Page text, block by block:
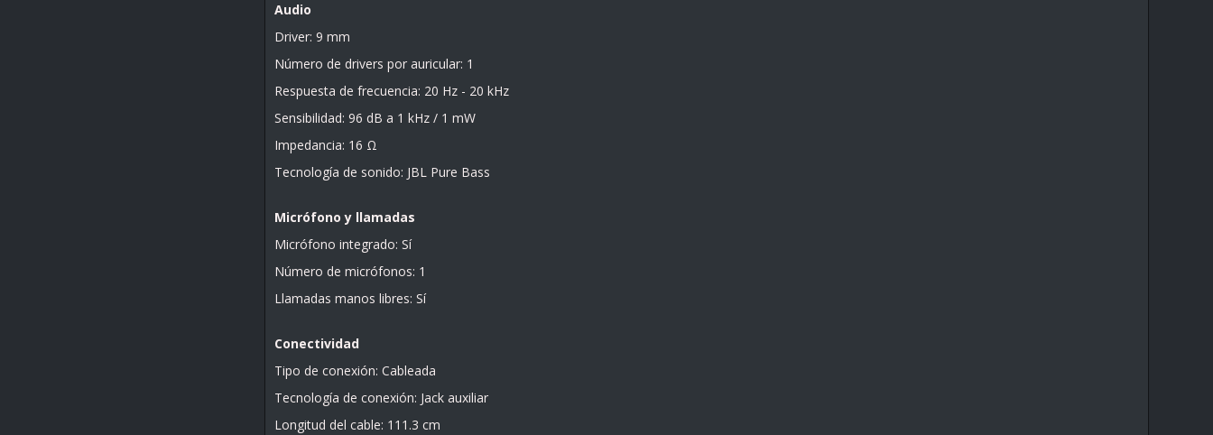
Audio
Driver: 9 mm
Número de drivers por auricular: 1
Respuesta de frecuencia: 20 Hz - 20 kHz
Sensibilidad: 96 dB a 1 kHz / 1 mW
Impedancia: 16 Ω
Tecnología de sonido: JBL Pure Bass
Micrófono y llamadas
Micrófono integrado: Sí
Número de micrófonos: 1
Llamadas manos libres: Sí
Conectividad
Tipo de conexión: Cableada
Tecnología de conexión: Jack auxiliar
Longitud del cable: 111.3 cm